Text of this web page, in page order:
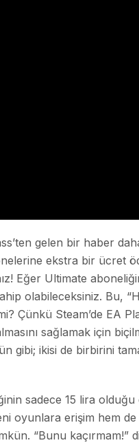
gelen bir haber
ekstra bir ücret
Eğer Ultimate
olabileceksiniz. Bu,
Çünkü Steam’de EA
sağlamak için
gibi; ikisi de birbirini
sadece 15 lira
oyunlara erişim hem
“Bunu kaçırmam!”